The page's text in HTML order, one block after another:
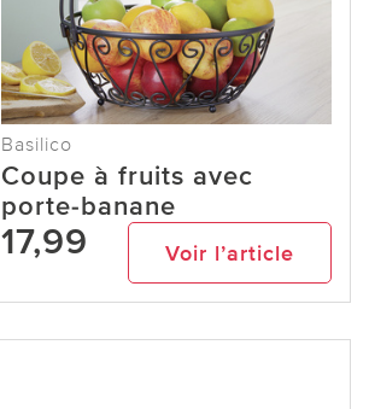
Basilico
Coupe à fruits avec
porte-banane
17,99 Voir l’article